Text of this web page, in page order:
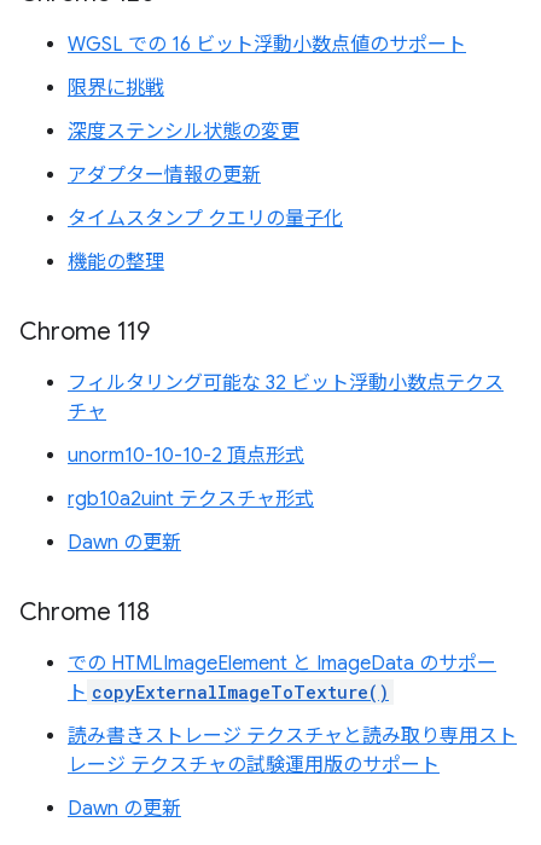
WGSL での 16 ビット浮動小数点値のサポート
限界に挑戦
深度ステンシル状態の変更
アダプター情報の更新
タイムスタンプ クエリの量子化
機能の整理
Chrome 119
フィルタリング可能な 32 ビット浮動小数点テクス
チャ
unorm10-10-10-2 頂点形式
rgb10a2uint テクスチャ形式
Dawn の更新
Chrome 118
での HTMLImageElement と ImageData のサポー
ト copyExternalImageToTexture()
読み書きストレージ テクスチャと読み取り専用スト
レージ テクスチャの試験運用版のサポート
Dawn の更新